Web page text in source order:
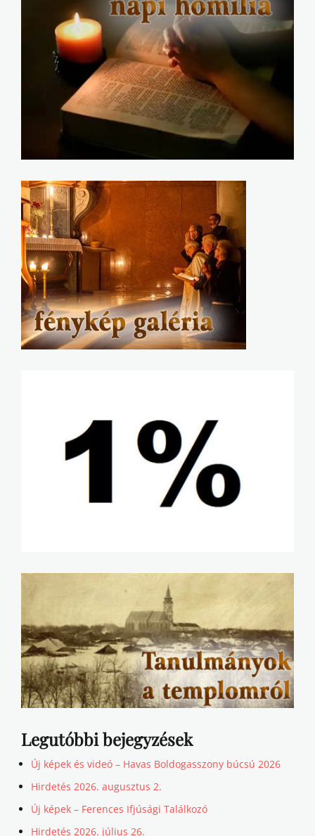
Legutóbbi bejegyzések
Új képek és videó – Havas Boldogasszony búcsú 2026
Hirdetés 2026. augusztus 2.
Új képek – Ferences Ifjúsági Találkozó
Hirdetés 2026. július 26.